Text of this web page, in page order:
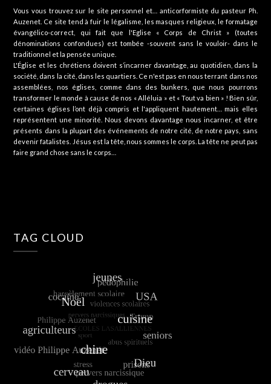
Vous vous trouvez sur le site personnel et… anticorformiste du pasteur Ph.
Auzenet. Ce site tend à fuir le légalisme, les masques religieux, le formatage
évangélico-correct, qui fait que l'Eglise « Corps de Christ » (toutes
dénominations confondues) est tombée -souvent sans le vouloir- dans le
traditionnel et la pensée unique.
L'Église et les chrétiens doivent s’incarner davantage, au quotidien, dans la
société, dans la cité, dans les quartiers. Ce n'est pas en nous terrant dans nos
assemblées, nos églises, comme dans des bunkers, que nous pourrons
transformer le monde à cause de nos « Alléluia » et « Tout va bien » ! Bien sûr,
certaines églises l’ont déjà compris et l'appliquent hautement… mais elles
représentent une minorité. Nous devons davantage nous incarner, et être
présents dans la plupart des événements de notre cité, de notre pays, sans
devenir fatalistes. Jésus est la tête, nous sommes le corps. La tête ne peut pas
faire grand chose sans le corps…
TAG CLOUD